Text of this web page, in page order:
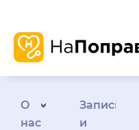
О
нас
Запись
и